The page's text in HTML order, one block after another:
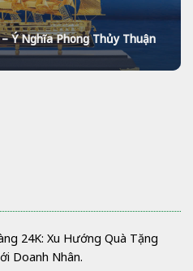
24K: Xu Hướng Quà Tặng
Doanh Nhân.
Ý Nghĩa Phong Thủy Thuận